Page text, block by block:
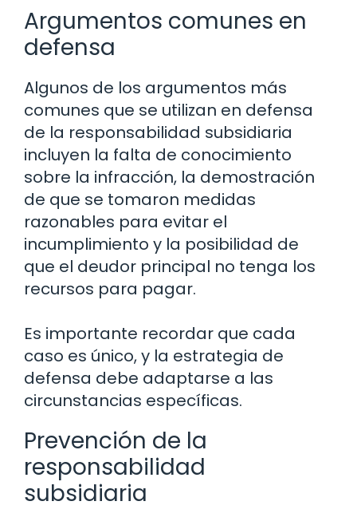
Argumentos comunes en
defensa
Algunos de los argumentos más
comunes que se utilizan en defensa
de la responsabilidad subsidiaria
incluyen la falta de conocimiento
sobre la infracción, la demostración
de que se tomaron medidas
razonables para evitar el
incumplimiento y la posibilidad de
que el deudor principal no tenga los
recursos para pagar.
Es importante recordar que cada
caso es único, y la estrategia de
defensa debe adaptarse a las
circunstancias específicas.
Prevención de la
responsabilidad
subsidiaria